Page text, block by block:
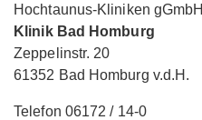
Hochtaunus-Kliniken gGmbH
Klinik Bad Homburg
Zeppelinstr. 20
61352 Bad Homburg v.d.H.
Telefon 06172 / 14-0